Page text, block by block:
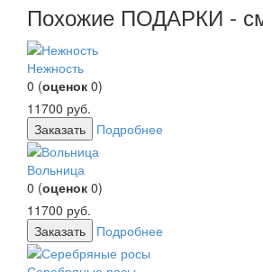
Похожие ПОДАРКИ -
Нежность
0 (оценок 0)
11700 руб.
Заказать
Подробнее
Вольница
0 (оценок 0)
11700 руб.
Заказать
Подробнее